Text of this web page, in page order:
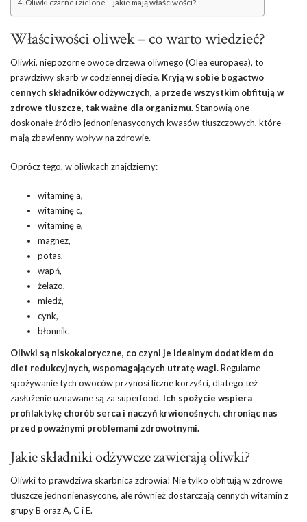
Oliwki czarne i zielone – jakie mają właściwości?
Właściwości oliwek – co warto wiedzieć?
Oliwki, niepozorne owoce drzewa oliwnego (Olea europaea), to
prawdziwy skarb w codziennej diecie. Kryją w sobie bogactwo
cennych składników odżywczych, a przede wszystkim obfitują w
zdrowe tłuszcze, tak ważne dla organizmu.Stanowią one
doskonałe źródło jednonienasyconych kwasów tłuszczowych, które
mają zbawienny wpływ na zdrowie.
Oprócz tego, w oliwkach znajdziemy:
witaminę a,
witaminę c,
witaminę e,
magnez,
potas,
wapń,
żelazo,
miedź,
cynk,
błonnik.
Oliwki są niskokaloryczne, co czyni je idealnym dodatkiem do
diet redukcyjnych, wspomagających utratę wagi.Regularne
spożywanie tych owoców przynosi liczne korzyści, dlatego też
zasłużenie uznawane są za superfood. Ich spożycie wspiera
profilaktykę chorób serca i naczyń krwionośnych, chroniąc nas
przed poważnymi problemami zdrowotnymi.
Jakieskładniki odżywczezawierają oliwki?
Oliwki to prawdziwa skarbnica zdrowia! Nie tylko obfitują w zdrowe
tłuszcze jednonienasycone, ale również dostarczają cennych witamin z
grupy B oraz A, C i E.